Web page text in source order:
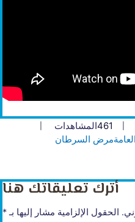
461المشاهدات
مرض السرطان
أترك تعليقاتك هنا
الحقول الإلزامية مشار إليها بـ *